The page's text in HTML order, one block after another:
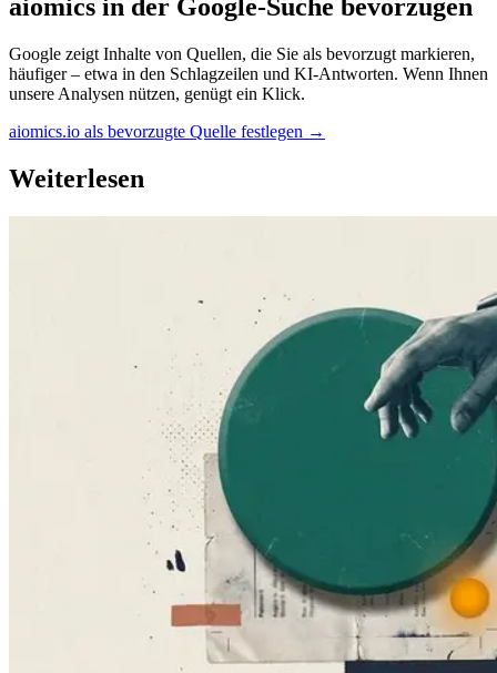
aiomics in der Google-Suche bevorzugen
Google zeigt Inhalte von Quellen, die Sie als bevorzugt markieren,
häufiger – etwa in den Schlagzeilen und KI-Antworten. Wenn Ihnen
unsere Analysen nützen, genügt ein Klick.
aiomics.io als bevorzugte Quelle festlegen →
Weiterlesen